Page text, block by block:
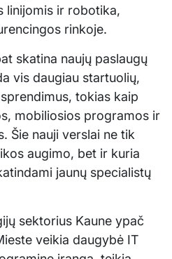
linijomis ir robotika,
rinkoje.
skatina naujų paslaugų
vis daugiau startuolių,
tokias kaip
mobiliosios programos ir
Šie nauji verslai ne tik
augimo, bet ir kuria
jaunų specialistų
sektorius Kaune ypač
veikia daugybė IT